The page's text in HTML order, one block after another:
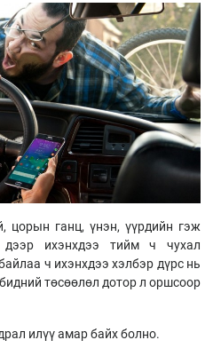
цорын ганц, үнэн, үүрдийн гэж
дээр ихэнхдээ тийм ч чухал
ч ихэнхдээ хэлбэр дүрс нь
төсөөлөл дотор л оршсоор
илүү амар байх болно.